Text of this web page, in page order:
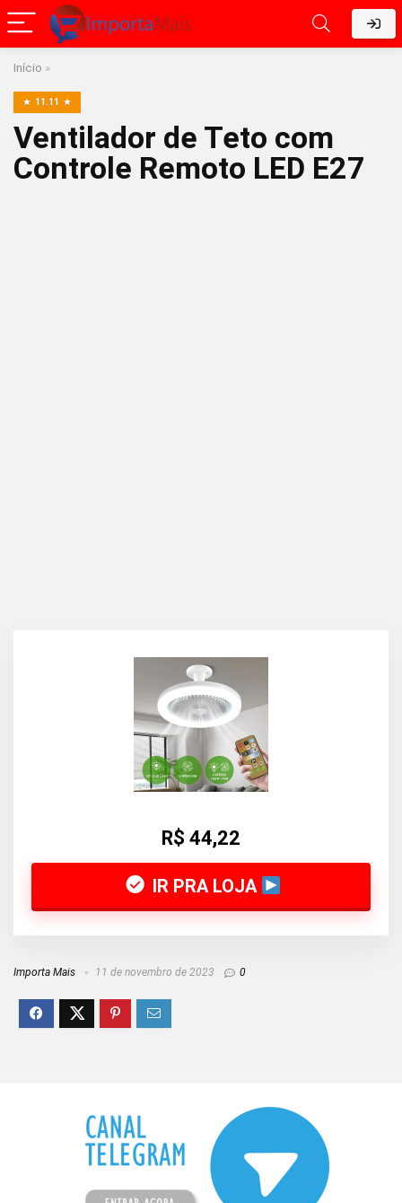
Início »
11.11
Ventilador de Teto com
Controle Remoto LED E27
R$ 44,22
IR PRA LOJA
Importa Mais 11 de novembro de 2023 0